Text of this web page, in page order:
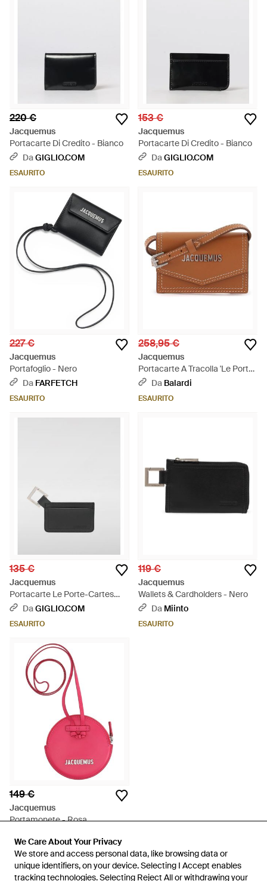
We Care About Your Privacy
We store and access personal data, like browsing data or
unique identifiers, on your device. Selecting I Accept enables
tracking technologies. Selecting Reject All or withdrawing your
We Care About Your Privacy
We store and access personal data, like browsing data or
unique identifiers, on your device. Selecting I Accept enables
tracking technologies. Selecting Reject All or withdrawing your
220 €
Jacquemus
Portacarte Di Credito - Bianco
DaGIGLIO.COM
ESAURITO
153 €
Jacquemus
Portacarte Di Credito - Bianco
DaGIGLIO.COM
ESAURITO
227 €
Jacquemus
Portafoglio - Nero
Da FARFETCH
ESAURITO
258,95 €
Jacquemus
Portacarte A Tracolla 'Le Porte
Azur' - Marrone
Da Balardi
ESAURITO
135 €
Jacquemus
Portacarte Le Porte-Cartes
Cuerda - Nero
DaGIGLIO.COM
ESAURITO
119 €
Jacquemus
Wallets & Cardholders - Nero
Da Miinto
ESAURITO
149 €
Jacquemus
Portamonete - Rosa
ESAURITO